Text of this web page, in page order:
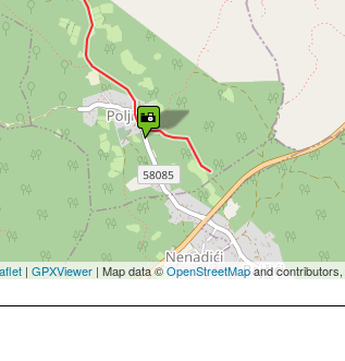
| GPXViewer| Map data ©OpenStreetMapand contributors,